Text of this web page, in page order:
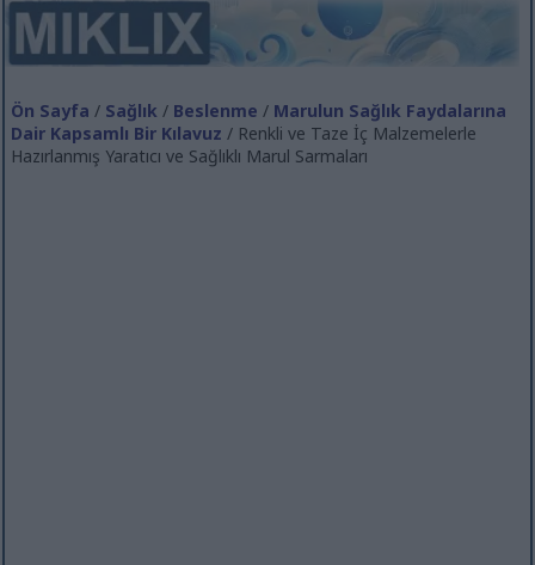
Ön Sayfa / Sağlık / Beslenme / Marulun Sağlık Faydalarına
Dair Kapsamlı Bir Kılavuz / Renkli ve Taze İç Malzemelerle
Hazırlanmış Yaratıcı ve Sağlıklı Marul Sarmaları